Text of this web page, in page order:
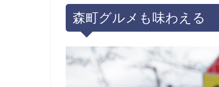
森町グルメも味わえる